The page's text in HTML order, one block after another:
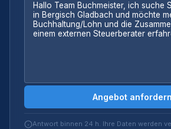
Angebot anfordern
Antwort binnen 24 h. Ihre Daten werden